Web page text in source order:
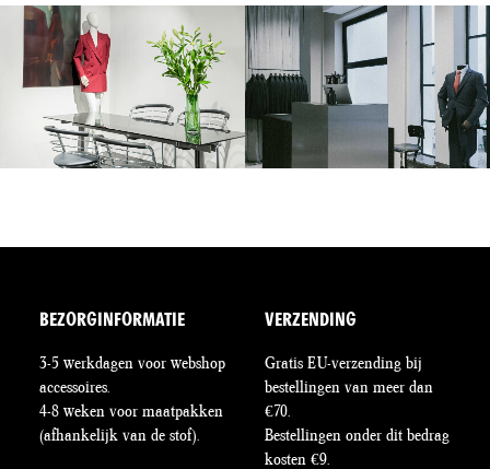
BEZORGINFORMATIE
3-5 werkdagen voor webshop
accessoires.
4-8 weken voor maatpakken
(afhankelijk van de stof).
VERZENDING
Gratis EU-verzending bij
bestellingen van meer dan
€70.
Bestellingen onder dit bedrag
kosten €9.